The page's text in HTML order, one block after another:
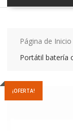
Página de Inicio
Portátil batería
¡OFERTA!